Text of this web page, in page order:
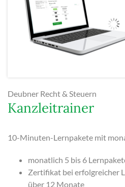
Deubner Recht & Steuern
Kanzleitrainer
10-Minuten-Lernpakete mit
monatlich 5 bis 6
Zertifikat bei erfolgreicher
über 12 Monate